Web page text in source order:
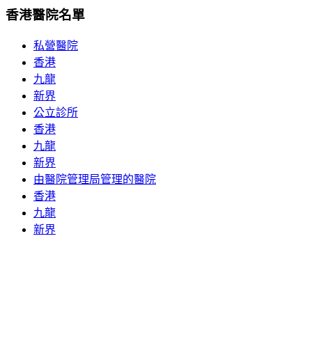
香港醫院名單
私營醫院
香港
九龍
新界
公立診所
香港
九龍
新界
由醫院管理局管理的醫院
香港
九龍
新界